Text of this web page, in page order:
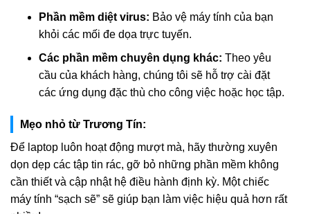
Phần mềm diệt virus: Bảo vệ máy tính của bạn
khỏi các mối đe dọa trực tuyến.
Các phần mềm chuyên dụng khác: Theo yêu
cầu của khách hàng, chúng tôi sẽ hỗ trợ cài đặt
các ứng dụng đặc thù cho công việc hoặc học tập.
Mẹo nhỏ từ Trương Tín:
Để laptop luôn hoạt động mượt mà, hãy thường xuyên
dọn dẹp các tập tin rác, gỡ bỏ những phần mềm không
cần thiết và cập nhật hệ điều hành định kỳ. Một chiếc
máy tính “sạch sẽ” sẽ giúp bạn làm việc hiệu quả hơn rất